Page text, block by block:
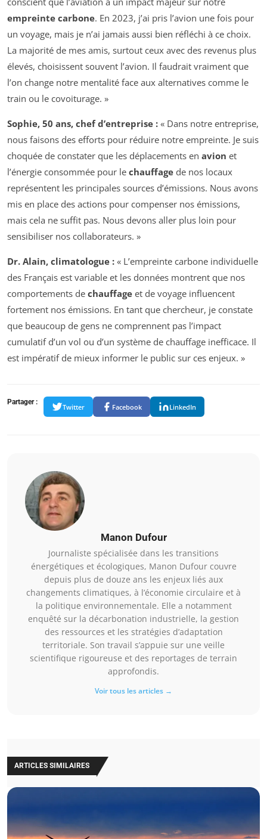
empreinte carbone. En 2023, j’ai pris l’avion une fois pour
un voyage, mais je n’ai jamais aussi bien réfléchi à ce choix.
La majorité de mes amis, surtout ceux avec des revenus plus
élevés, choisissent souvent l’avion. Il faudrait vraiment que
l’on change notre mentalité face aux alternatives comme le
train ou le covoiturage. »
Sophie, 50 ans, chef d’entreprise : « Dans notre entreprise,
nous faisons des efforts pour réduire notre empreinte. Je suis
choquée de constater que les déplacements en avion et
l’énergie consommée pour le chauffage de nos locaux
représentent les principales sources d’émissions. Nous avons
mis en place des actions pour compenser nos émissions,
mais cela ne suffit pas. Nous devons aller plus loin pour
sensibiliser nos collaborateurs. »
Dr. Alain, climatologue : « L’empreinte carbone individuelle
des Français est variable et les données montrent que nos
comportements de chauffage et de voyage influencent
fortement nos émissions. En tant que chercheur, je constate
que beaucoup de gens ne comprennent pas l’impact
cumulatif d’un vol ou d’un système de chauffage inefficace. Il
est impératif de mieux informer le public sur ces enjeux. »
Partager :
Twitter Facebook LinkedIn
Manon Dufour
Journaliste spécialisée dans les transitions
énergétiques et écologiques, Manon Dufour couvre
depuis plus de douze ans les enjeux liés aux
changements climatiques, à l’économie circulaire et à
la politique environnementale. Elle a notamment
enquêté sur la décarbonation industrielle, la gestion
des ressources et les stratégies d’adaptation
territoriale. Son travail s’appuie sur une veille
scientifique rigoureuse et des reportages de terrain
approfondis.
Voir tous les articles →
ARTICLES SIMILAIRES